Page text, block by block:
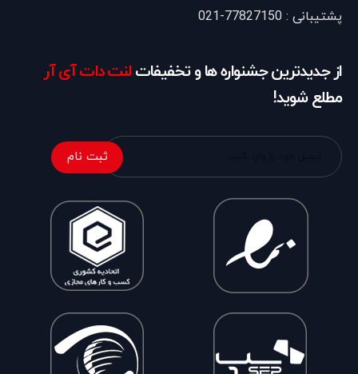
پشتیبانی : 77827150-021
از جدیدترین جشنواره ها و تخفیفاتلنت دات آی آر
مطلع شوید!
ثبت نام